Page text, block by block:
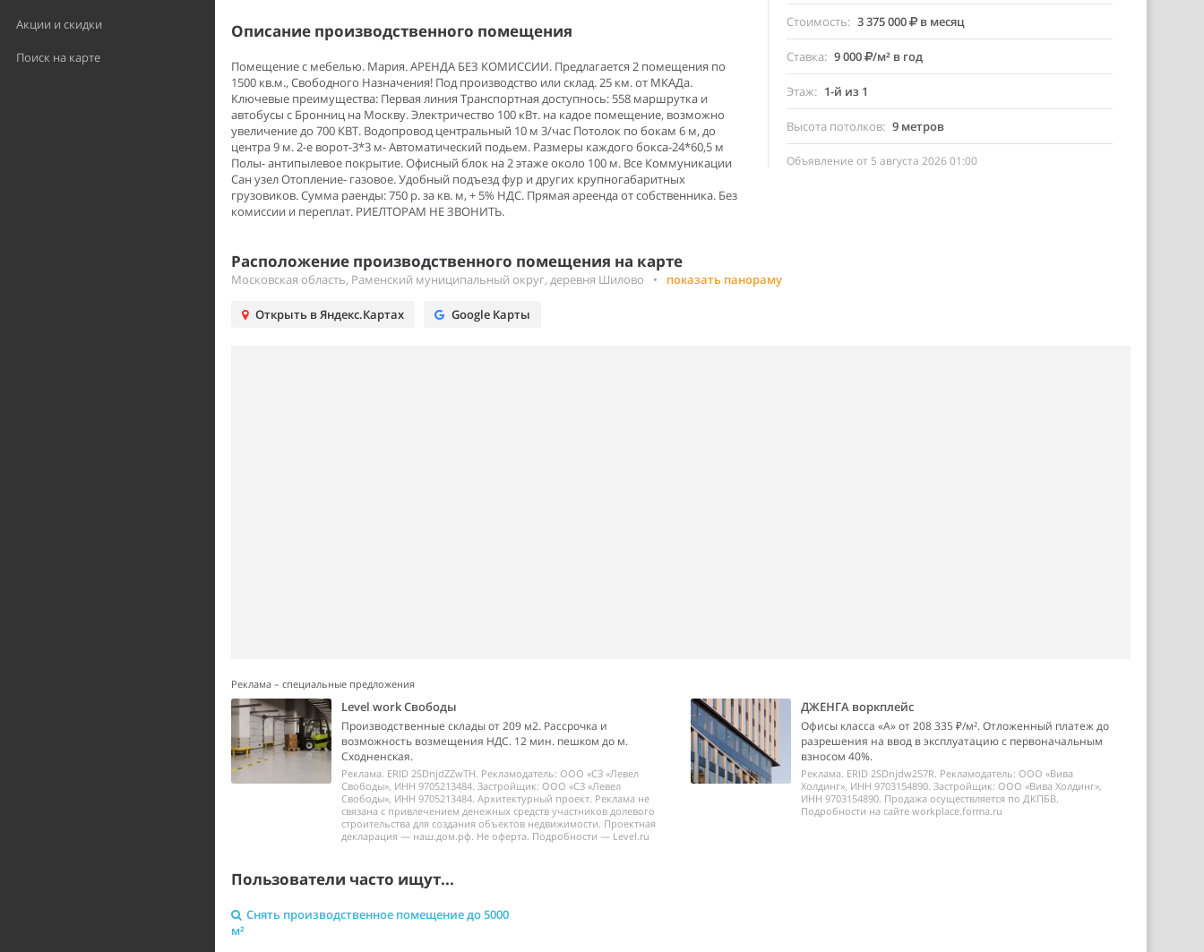
Акции и скидки
Поиск на карте
Описание производственного помещения
Помещение с мебелью. Мария. АРЕНДА БЕЗ КОМИССИИ. Предлагается 2 помещения по
1500 кв.м., Свободного Назначения! Под производство или склад. 25 км. от МКАДа.
Ключевые преимущества: Первая линия Транспортная доступнось: 558 маршрутка и
автобусы с Бронниц на Москву. Электричество 100 кВт. на кадое помещение, возможно
увеличение до 700 КВТ. Водопровод центральный 10 м 3/час Потолок по бокам 6 м, до
центра 9 м. 2-е ворот-3*3 м- Автоматический подьем. Размеры каждого бокса-24*60,5 м
Полы- антипылевое покрытие. Офисный блок на 2 этаже около 100 м. Все Коммуникации
Сан узел Отопление- газовое. Удобный подъезд фур и других крупногабаритных
грузовиков. Сумма раенды: 750 р. за кв. м, + 5% НДС. Прямая ареенда от собственника. Без
комиссии и переплат. РИЕЛТОРАМ НЕ ЗВОНИТЬ.
Стоимость 3 375 000 в месяц
Ставка 9 000 /м² в год
Этаж 1-й из 1
Высота потолков 9 метров
Объявление от 5 августа 2026 01:00
Расположение производственного помещения на карте
Московская область, Раменский муниципальный округ, деревня Шилово • показать панораму
Открыть в Яндекс.Картах Google Карты
Реклама – специальные предложения
Level work Свободы
Производственные склады от 209 м2. Рассрочка и
возможность возмещения НДС. 12 мин. пешком до м.
Сходненская.
Реклама. ERID 2SDnjdZZwTH. Рекламодатель: ООО «СЗ «Левел
Свободы», ИНН 9705213484. Застройщик: ООО «СЗ «Левел
Свободы», ИНН 9705213484. Архитектурный проект. Реклама не
связана с привлечением денежных средств участников долевого
строительства для создания объектов недвижимости. Проектная
декларация — наш.дом.рф. Не оферта. Подробности — Level.ru
ДЖЕНГА воркплейс
Офисы класса «А» от 208 335 ₽/м². Отложенный платеж до
разрешения на ввод в эксплуатацию с первоначальным
взносом 40%.
Реклама. ERID 2SDnjdw257R. Рекламодатель: ООО «Вива
Холдинг», ИНН 9703154890. Застройщик: ООО «Вива Холдинг»,
ИНН 9703154890. Продажа осуществляется по ДКПБВ.
Подробности на сайте workplace.forma.ru
Пользователи часто ищут...
Снять производственное помещение до 5000
м²